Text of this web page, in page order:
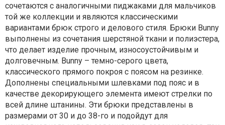
сочетаются с аналогичными пиджаками для мальчиков
той же коллекции и являются классическими
вариантами брюк строго и делового стиля. Брюки Bunny
выполнены из сочетания шерстяной ткани и полиэстера,
что делает изделие прочным, износоустойчивым и
долговечным. Bunny – темно-серого цвета,
классического прямого покроя с поясом на резинке.
Дополнены специальными шлевками под пояс и в
качестве декорирующего элемента имеют стрелки по
всей длине штанины. Эти брюки представлены в
размерами от 30 и до 38-го и подойдут для